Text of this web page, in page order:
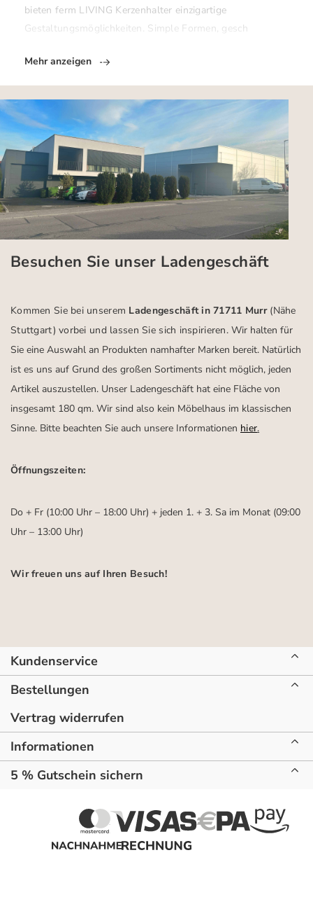
bieten ferm LIVING Kerzenhalter einzigartige
Gestaltungsmöglichkeiten. Simple Formen, gesch
Mehr anzeigen
Besuchen Sie unser Ladengeschäft
Kommen Sie bei unserem Ladengeschäft in 71711 Murr (Nähe
Stuttgart) vorbei und lassen Sie sich inspirieren.Wir halten für
Sie eine Auswahl an Produkten namhafter Marken bereit. Natürlich
ist es uns auf Grund des großen Sortiments nicht möglich, jeden
Artikel auszustellen. Unser Ladengeschäft hat eine Fläche von
insgesamt 180 qm. Wir sind also kein Möbelhaus im klassischen
Sinne. Bitte beachten Sie auch unsere Informationen hier.
Öffnungszeiten:
Do + Fr (10:00 Uhr – 18:00 Uhr) + jeden 1. + 3. Sa im Monat (09:00
Uhr – 13:00 Uhr)
Wir freuen uns auf Ihren Besuch!
Kundenservice
Bestellungen
Vertrag widerrufen
Informationen
5 % Gutschein sichern